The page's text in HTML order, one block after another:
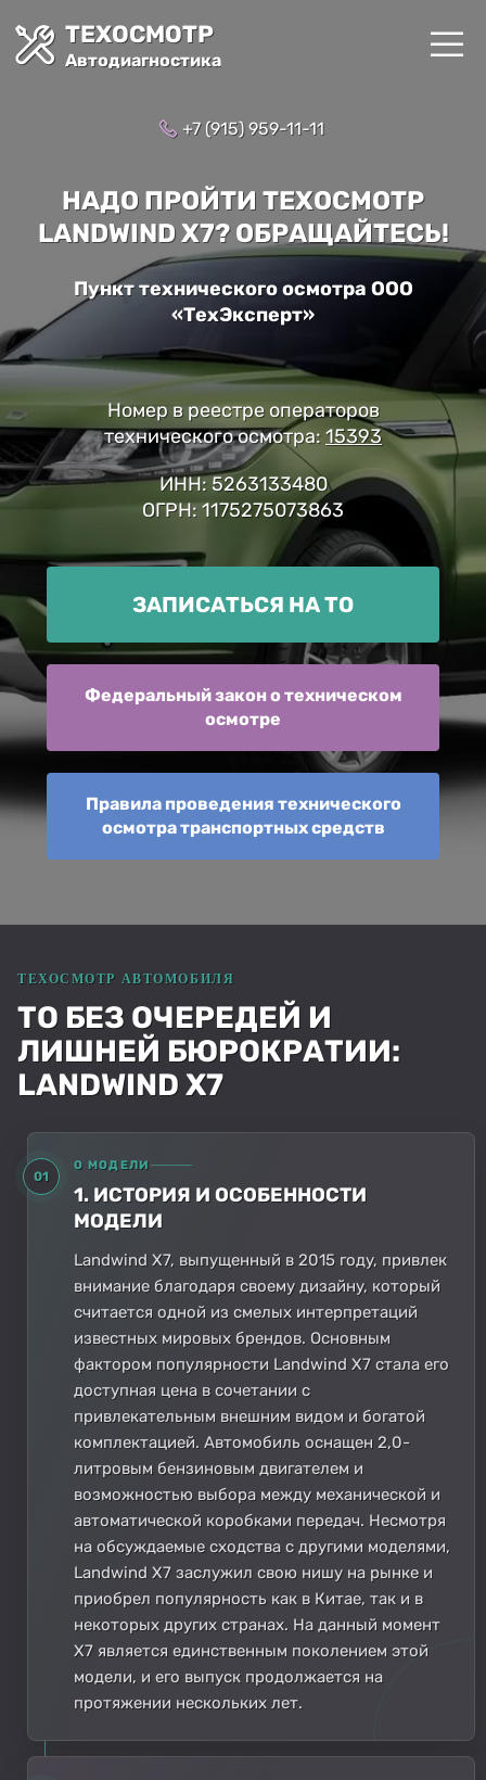
ТЕХОСМОТР
Автодиагностика
+7 (915) 959-11-11
НАДО ПРОЙТИ ТЕХОСМОТР
LANDWIND X7? ОБРАЩАЙТЕСЬ!
Пункт технического осмотра ООО
«ТехЭксперт»
Номер в реестре операторов
технического осмотра: 15393
ИНН: 5263133480
ОГРН: 1175275073863
ЗАПИСАТЬСЯ НА ТО
Федеральный закон о техническом
осмотре
Правила проведения технического
осмотра транспортных средств
ТО БЕЗ ОЧЕРЕДЕЙ И
ЛИШНЕЙ БЮРОКРАТИИ:
LANDWIND X7
01
О МОДЕЛИ
1. ИСТОРИЯ И ОСОБЕННОСТИ
МОДЕЛИ
Landwind X7, выпущенный в 2015 году, привлек
внимание благодаря своему дизайну, который
считается одной из смелых интерпретаций
известных мировых брендов. Основным
фактором популярности Landwind X7 стала его
доступная цена в сочетании с
привлекательным внешним видом и богатой
комплектацией. Автомобиль оснащен 2,0-
литровым бензиновым двигателем и
возможностью выбора между механической и
автоматической коробками передач. Несмотря
на обсуждаемые сходства с другими моделями,
Landwind X7 заслужил свою нишу на рынке и
приобрел популярность как в Китае, так и в
некоторых других странах. На данный момент
X7 является единственным поколением этой
модели, и его выпуск продолжается на
протяжении нескольких лет.